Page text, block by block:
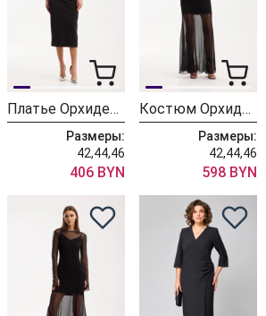
Платье ОрхидеяЛюкс 1512
Размеры:
42,44,46
406 BYN
Костюм ОрхидеяЛюкс 1509
Размеры:
42,44,46
598 BYN